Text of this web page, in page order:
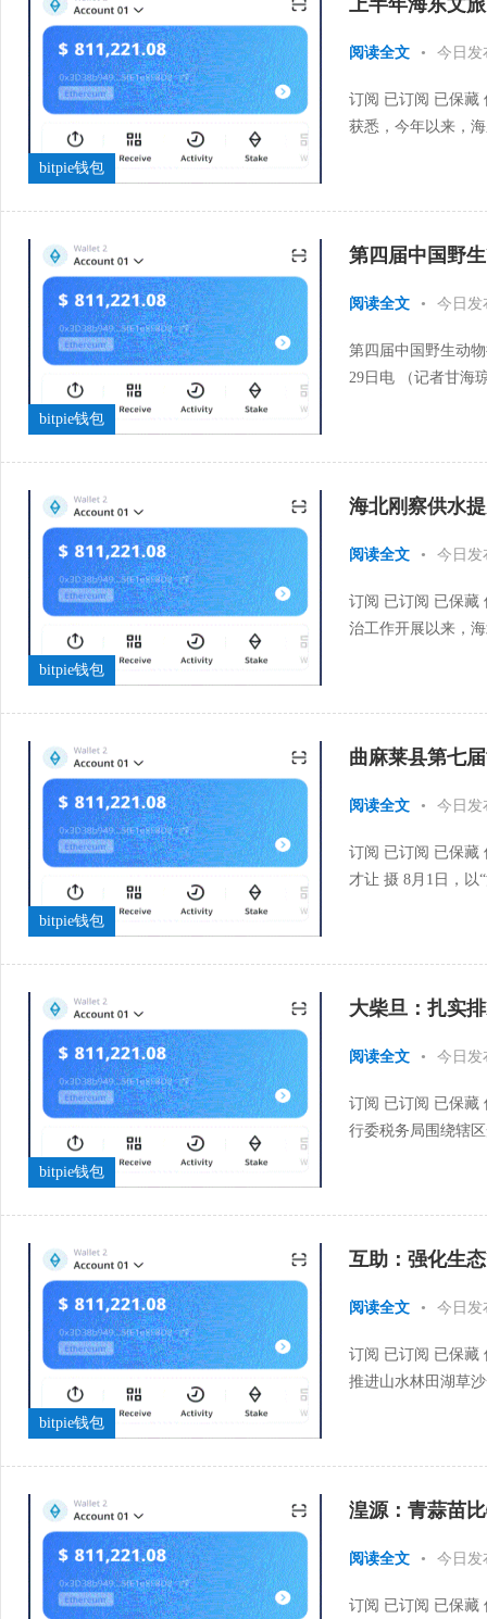
bitpie钱包
上半年海东文
阅读全文 • 今日发
订阅 已订阅 已保藏
获悉，今年以来，
bitpie钱包
第四届中国野
阅读全文 • 今日发
第四届中国野生动
29日电 （记者甘海
bitpie钱包
海北刚察供水
阅读全文 • 今日发
订阅 已订阅 已保藏
治工作开展以来，
bitpie钱包
曲麻莱县第七
阅读全文 • 今日发
订阅 已订阅 已保藏
才让 摄 8月1日，以
bitpie钱包
大柴旦：扎实
阅读全文 • 今日发
订阅 已订阅 已保藏
行委税务局围绕辖
bitpie钱包
互助：强化生
阅读全文 • 今日发
订阅 已订阅 已保藏
推进山水林田湖草
湟源：青蒜苗
阅读全文 • 今日发
订阅 已订阅 已保藏